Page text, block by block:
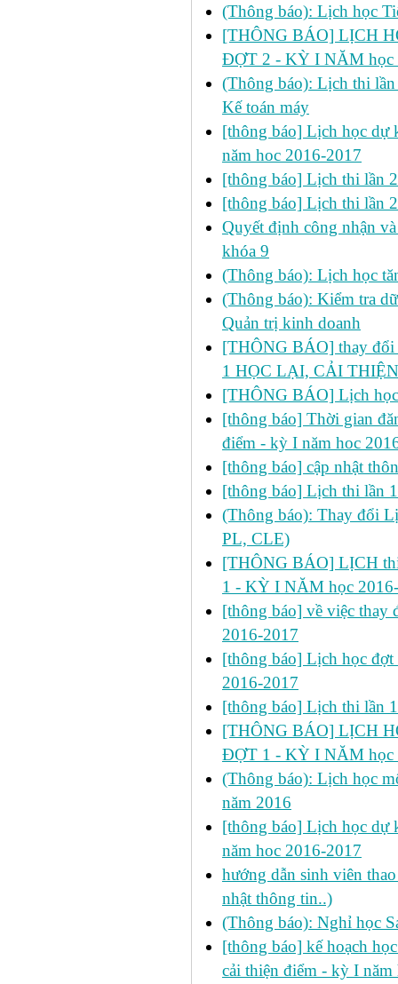
(Thông báo): Lịch học
[THÔNG BÁO] LỊCH
ĐỢT 2 - KỲ I NĂM học
(Thông báo): Lịch thi
Kế toán máy
[thông báo] Lịch học dự
năm hoc 2016-2017
[thông báo] Lịch thi lần
[thông báo] Lịch thi lần
Quyết định công nhận
khóa 9
(Thông báo): Lịch học
(Thông báo): Kiểm tra
Quản trị kinh doanh
[THÔNG BÁO] thay đổi
1 HỌC LẠI, CẢI
[THÔNG BÁO] Lịch
[thông báo] Thời gian
điểm - kỳ I năm hoc
[thông báo] cập nhật
[thông báo] Lịch thi lần
(Thông báo): Thay đổi
PL, CLE)
[THÔNG BÁO] LỊCH
1 - KỲ I NĂM học
[thông báo] về việc thay
2016-2017
[thông báo] Lịch học
2016-2017
[thông báo] Lịch thi lần
[THÔNG BÁO] LỊCH
ĐỢT 1 - KỲ I NĂM học
(Thông báo): Lịch học
năm 2016
[thông báo] Lịch học dự
năm hoc 2016-2017
hướng dẫn sinh viên
nhật thông tin..)
(Thông báo): Nghỉ học
[thông báo] kế hoạch
cải thiện điểm - kỳ I